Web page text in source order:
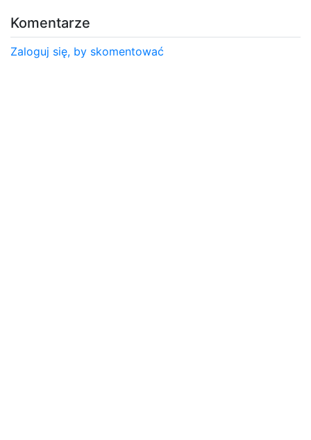
Komentarze
Zaloguj się, by skomentować